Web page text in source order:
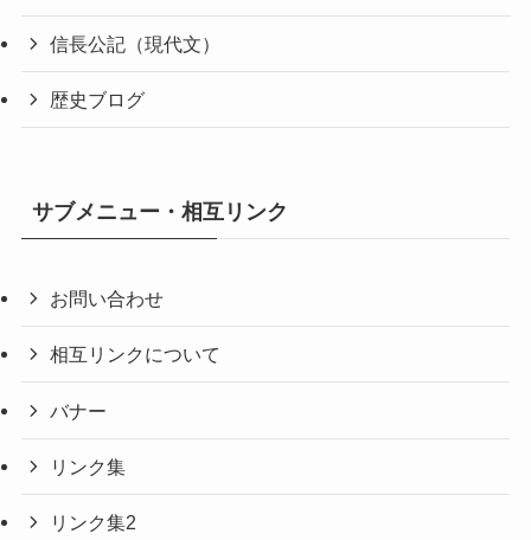
信長公記（現代文）
歴史ブログ
サブメニュー・相互リンク
お問い合わせ
相互リンクについて
バナー
リンク集
リンク集2